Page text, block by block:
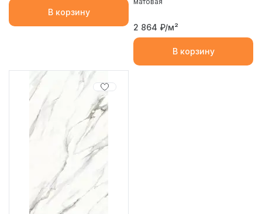
В корзину
2 864 ₽/м²
В корзину